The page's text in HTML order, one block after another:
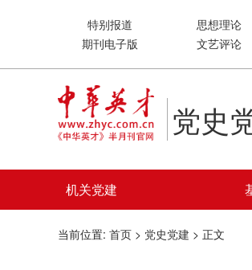
特别报道 思想理论
期刊电子版
文艺评论
党史
机关党建
当前位置: 首页 > 党史党建 > 正文